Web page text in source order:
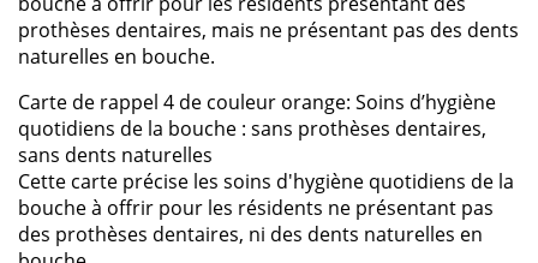
prothèses dentaires, mais ne présentant pas des dents
naturelles en bouche.
Carte de rappel 4 de couleur orange: Soins d’hygiène
quotidiens de la bouche : sans prothèses dentaires,
sans dents naturelles
Cette carte précise les soins d'hygiène quotidiens de la
bouche à offrir pour les résidents ne présentant pas
des prothèses dentaires, ni des dents naturelles en